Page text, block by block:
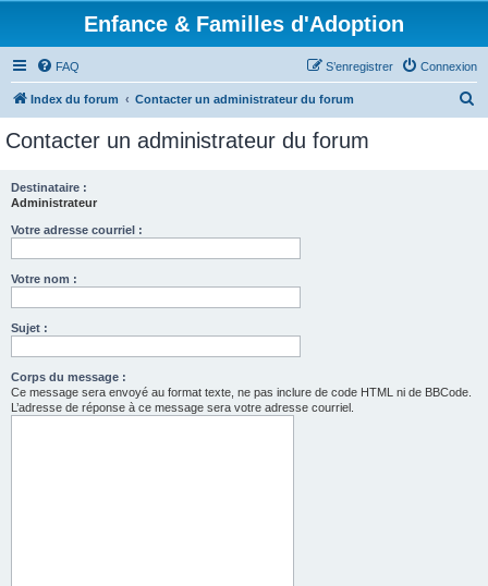
Enfance & Familles d'Adoption
FAQ Connexion
S’enregistrer
Index du forum Contacter un administrateur du forum
Contacter un administrateur du forum
Destinataire :
Administrateur
Votre adresse courriel :
Votre nom :
Sujet :
Corps du message :
Ce message sera envoyé au format texte, ne pas inclure de code HTML ni de BBCode.
L’adresse de réponse à ce message sera votre adresse courriel.